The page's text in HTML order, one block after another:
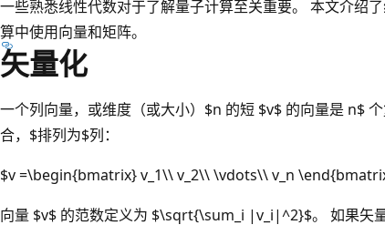
一些熟悉线性代数对于了解量子计算至关重要。 本文介绍
算中使用向量和矩阵。
矢量化
一个列向量，或维度（或大小）$n 的短 $v$ 的向量是 n$
合，$排列为$列：
$v =\begin{bmatrix} v_1\\ v_2\\ \vdots\\ v_n
向量 $v$ 的范数定义为 $\sqrt{\sum_i |v_i|^2}$。 如果矢